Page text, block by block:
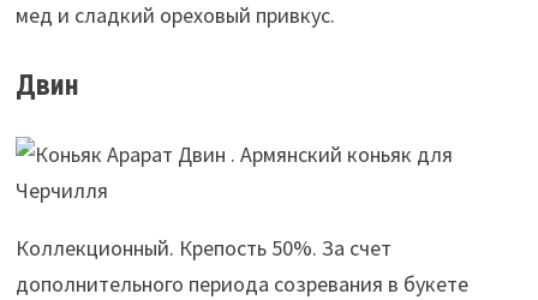
мед и сладкий ореховый привкус.
Двин
Коллекционный. Крепость 50%. За счет
дополнительного периода созревания в букете